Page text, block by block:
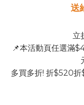
送
立
📌本活動頁任選滿
多買多折! 折$520